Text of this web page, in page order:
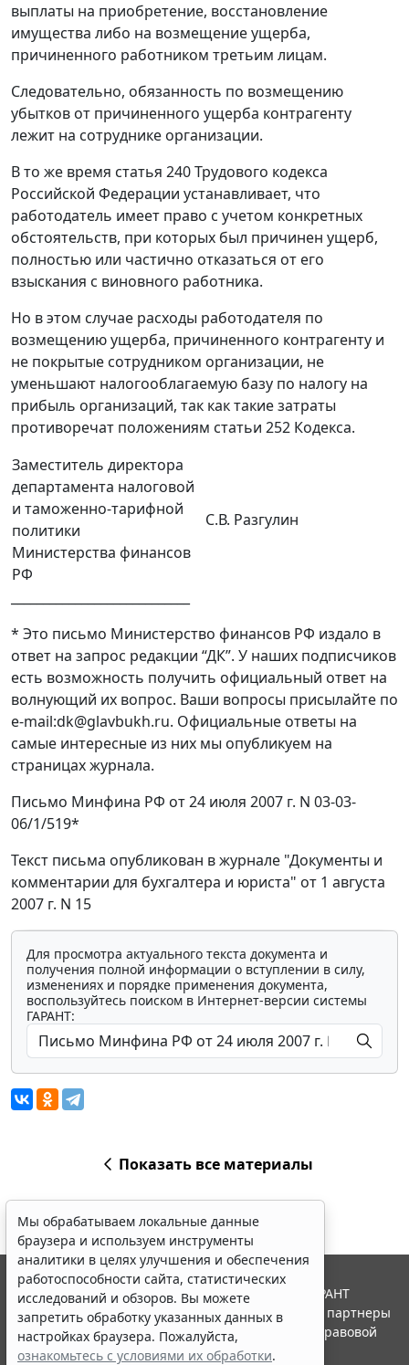
выплаты на приобретение, восстановление
имущества либо на возмещение ущерба,
причиненного работником третьим лицам.
Следовательно, обязанность по возмещению
убытков от причиненного ущерба контрагенту
лежит на сотруднике организации.
В то же время статья 240 Трудового кодекса
Российской Федерации устанавливает, что
работодатель имеет право с учетом конкретных
обстоятельств, при которых был причинен ущерб,
полностью или частично отказаться от его
взыскания с виновного работника.
Но в этом случае расходы работодателя по
возмещению ущерба, причиненного контрагенту и
не покрытые сотрудником организации, не
уменьшают налогооблагаемую базу по налогу на
прибыль организаций, так как такие затраты
противоречат положениям статьи 252 Кодекса.
Заместитель директора
департамента налоговой
и таможенно-тарифной
политики
Министерства финансов
РФ
С.В. Разгулин
* Это письмо Министерство финансов РФ издало в
ответ на запрос редакции “ДК”. У наших подписчиков
есть возможность получить официальный ответ на
волнующий их вопрос. Ваши вопросы присылайте по
e-mail:dk@glavbukh.ru. Официальные ответы на
самые интересные из них мы опубликуем на
страницах журнала.
Письмо Минфина РФ от 24 июля 2007 г. N 03-03-
06/1/519*
Текст письма опубликован в журнале "Документы и
комментарии для бухгалтера и юриста" от 1 августа
2007 г. N 15
Для просмотра актуального текста документа и
получения полной информации о вступлении в силу,
изменениях и порядке применения документа,
воспользуйтесь поиском в Интернет-версии системы
ГАРАНТ:
Показать все материалы
Мы обрабатываем локальные данные
браузера и используем инструменты
аналитики в целях улучшения и обеспечения
работоспособности сайта, статистических
исследований и обзоров. Вы можете
запретить обработку указанных данных в
настройках браузера. Пожалуйста,
ознакомьтесь с условиями их обработки.
© ООО "НПП "ГАРАНТ-СЕРВИС", 2026. Система ГАРАНТ
выпускается с 1990 года. Компания "Гарант" и ее партнеры
являются участниками Российской ассоциации правовой
информации ГАРАНТ.